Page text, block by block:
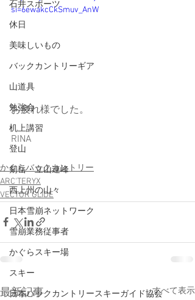
石井スポーツ
休日
美味しいもの
バックカントリーギア
山道具
勉強会
机上講習
登山
剱岳・立山連峰
西上州の山々
日本雪崩ネットワーク
雪崩業務従事者
かぐらスキー場
スキー
日本バックカントリースキーガイド協会
si=6ewakcCkSmuv_AnW
お疲れ様でした。
RINA
かぐらバックカントリー
ARC'TERYX
VECTOR GLIDE
最新記事 すべて表示